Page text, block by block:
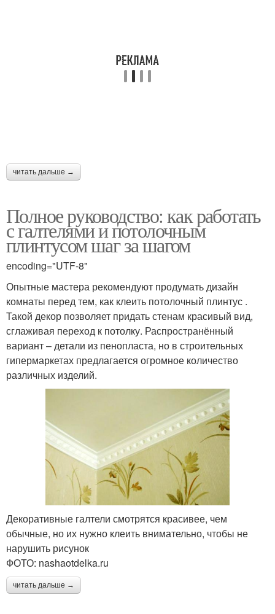
читать дальше →
Полное руководство: как работать
с галтелями и потолочным
плинтусом шаг за шагом
encoding="UTF-8"
Опытные мастера рекомендуют продумать дизайн
комнаты перед тем, как клеить потолочный плинтус .
Такой декор позволяет придать стенам красивый вид,
сглаживая переход к потолку. Распространённый
вариант – детали из пенопласта, но в строительных
гипермаркетах предлагается огромное количество
различных изделий.
Декоративные галтели смотрятся красивее, чем
обычные, но их нужно клеить внимательно, чтобы не
нарушить рисунок
ФОТО: nashaotdelka.ru
читать дальше →